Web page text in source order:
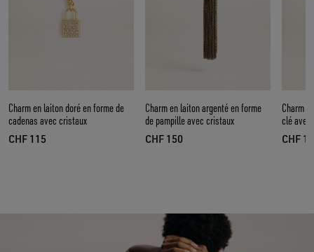
Charm en laiton doré en forme de
cadenas avec cristaux
CHF 115
prix actuel CHF 115
Charm en laiton argenté en forme
de pampille avec cristaux
CHF 150
prix actuel CHF 150
Charm
clé
CHF
prix